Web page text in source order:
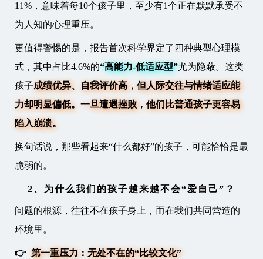
11%，意味着每10个孩子里，至少有1个正在默默承受不
为人知的心理重压。
更值得警惕的是，报告首次科学界定了四种典型心理模
式，其中占比4.6%的“高能力-低适应型”尤为隐蔽。这类
孩子成绩优异、自我评价高，但人际交往与情绪适应能
力却明显偏低。一旦遭遇挫败，他们比普通孩子更容易
陷入崩溃。
换句话说，那些看起来“什么都好”的孩子，可能恰恰是最
脆弱的。
2、为什么我们的孩子越来越不会“爱自己”？
问题的根源，往往不在孩子身上，而在我们共同营造的
环境里。
👉 第一重压力：无处不在的“比较文化”